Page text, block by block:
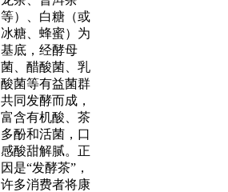
等）、白糖（或
冰糖、蜂蜜）为
基底，经酵母
菌、醋酸菌、乳
酸菌等有益菌群
共同发酵而成，
富含有机酸、茶
多酚和活菌，口
感酸甜解腻。正
因是“发酵茶”，
许多消费者将康